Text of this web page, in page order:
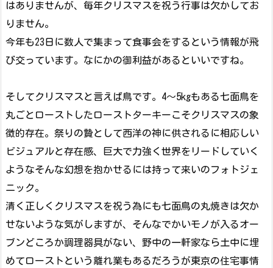
はありませんが、毎年クリスマスを祝う行事は欠かしてお
りません。
今年も23日に数人で集まって食事会をするという情報が飛
び交っています。なにかの御利益があるといいですね。
そしてクリスマスと言えば鳥です。4〜5kgもある七面鳥を
丸ごとローストしたローストターキーこそクリスマスの象
徴的存在。祭りの贄として西洋の神に供されるに相応しい
ビジュアルと存在感、巨大で力強く世界をリードしていく
ようなそんな幻想を抱かせるには持って来いのフォトジェ
ニック。
清く正しくクリスマスを祝う為にも七面鳥の丸焼きは欠か
せないような気がしますが、そんなでかいモノが入るオー
ブンどころか調理器具がない、野中の一軒家なら土中に埋
めてローストという離れ業もあるだろうが東京の住宅事情